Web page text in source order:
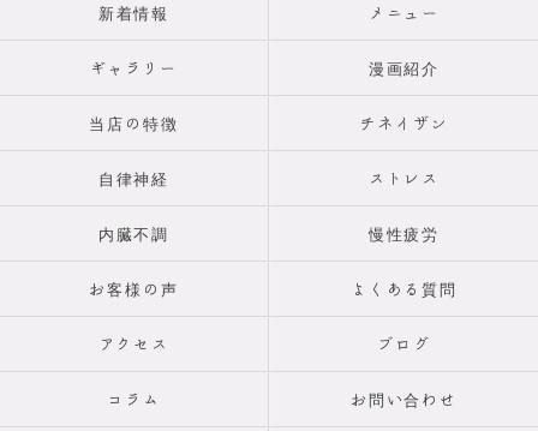
新着情報 メニュー
ギャラリー 漫画紹介
当店の特徴 チネイザン
自律神経 ストレス
内臓不調 慢性疲労
お客様の声 よくある質問
アクセス ブログ
コラム お問い合わせ